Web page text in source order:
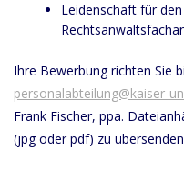
Leidenschaft für
Ihre Bewerbung richten Sie
personalabteilung@kaiser-
Frank Fischer, ppa.
(jpg oder pdf) zu